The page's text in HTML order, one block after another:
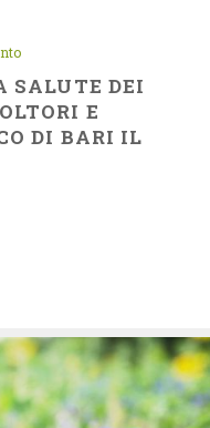
SALUTE DEI
E
DI BARI IL